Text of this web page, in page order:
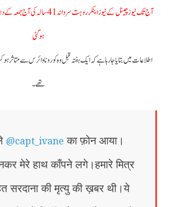
آج تک نیوز چینل کے نیوز اینکر
ہوگئی
اطلاعات میں بتایا جارہا ہے کہ ایک ہفتہ قبل وہ کوروناوائرس سے متاثر
تھے۔
@capt_ivane का फ़ोन आया।
मेरे हाथ काँपने लगे।हमारे मित्र
सरदाना की मृत्यु की ख़बर थी।ये